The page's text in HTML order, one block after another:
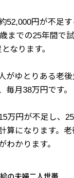
52,000円が不足す
までの25年間で
なります。
がゆとりある老
毎月38万円です。
万円が不足し、
算になります。
わかります。
の夫婦二人世帯